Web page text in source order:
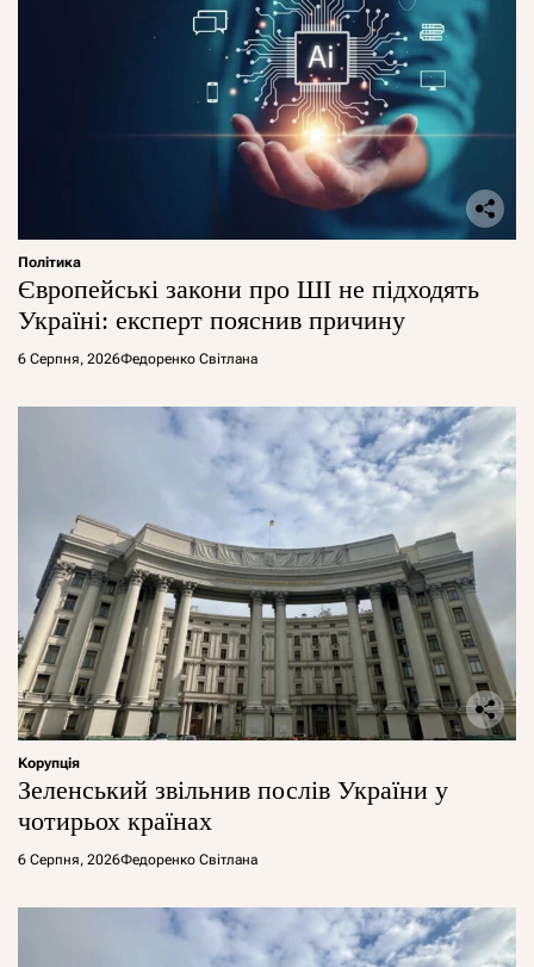
Політика
Європейські закони про ШІ не підходять
Україні: експерт пояснив причину
6 Серпня, 2026Федоренко Світлана
Корупція
Зеленський звільнив послів України у
чотирьох країнах
6 Серпня, 2026Федоренко Світлана